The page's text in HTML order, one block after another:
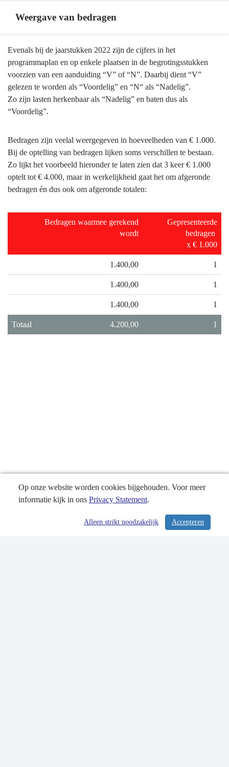
Weergave van bedragen
Terug
naar
navigatie
Leeswijzer
van
bedragen
Evenals bij de jaarstukken 2022 zijn de cijfers in het
programmaplan en op enkele plaatsen in de begrotingsstukken
voorzien van een aanduiding “V” of “N”. Daarbij dient “V”
gelezen te worden als “Voordelig” en “N“ als “Nadelig”.
Zo zijn lasten herkenbaar als “Nadelig” en baten dus als
“Voordelig”.
Bedragen zijn veelal weergegeven in hoeveelheden van € 1.000.
Bij de optelling van bedragen lijken soms verschillen te bestaan.
Zo lijkt het voorbeeld hieronder te laten zien dat 3 keer € 1.000
optelt tot € 4.000, maar in werkelijkheid gaat het om afgeronde
bedragen én dus ook om afgeronde totalen:
Bedragen waarmee gerekend
wordt
Gepresenteerde
bedragen
x € 1.000
1.400,00 1
1.400,00 1
1.400,00 1
Totaal 4.200,00 1
/ 374
Op onze website worden cookies bijgehouden. Voor meer
informatie kijk in ons Privacy Statement.
Accepteren
Alleen strikt noodzakelijk